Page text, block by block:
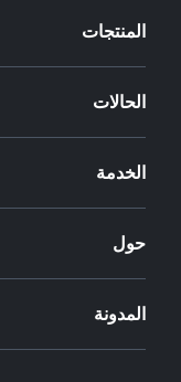
المنتجات
الحالات
الخدمة
حول
المدونة